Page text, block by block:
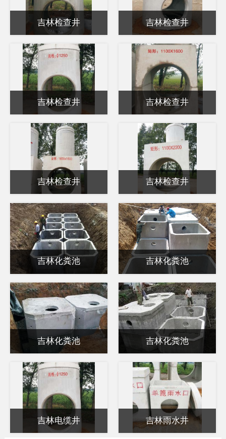
吉林检查井 吉林检查井
吉林检查井 吉林检查井
吉林检查井 吉林检查井
吉林化粪池 吉林化粪池
吉林化粪池 吉林化粪池
吉林电缆井 吉林雨水井